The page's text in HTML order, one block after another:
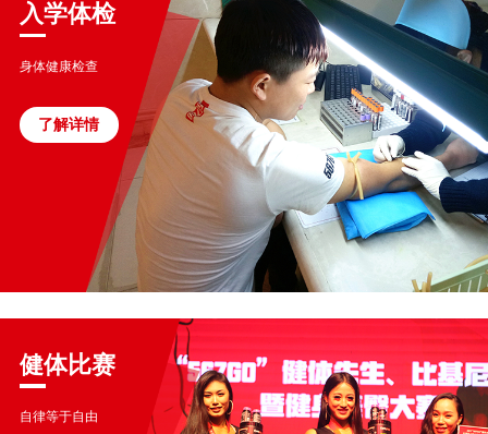
入学体检
身体健康检查
了解详情
健体比赛
自律等于自由